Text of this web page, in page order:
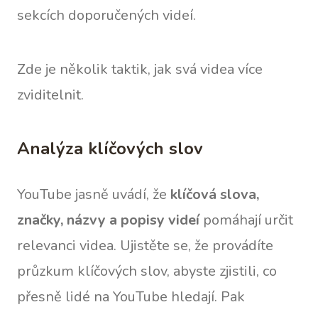
sekcích doporučených videí.
Zde je několik taktik, jak svá videa více
zviditelnit.
Analýza klíčových slov
YouTube jasně uvádí, že klíčová slova,
značky, názvy a popisy videípomáhají určit
relevanci videa. Ujistěte se, že provádíte
průzkum klíčových slov, abyste zjistili, co
přesně lidé na YouTube hledají. Pak